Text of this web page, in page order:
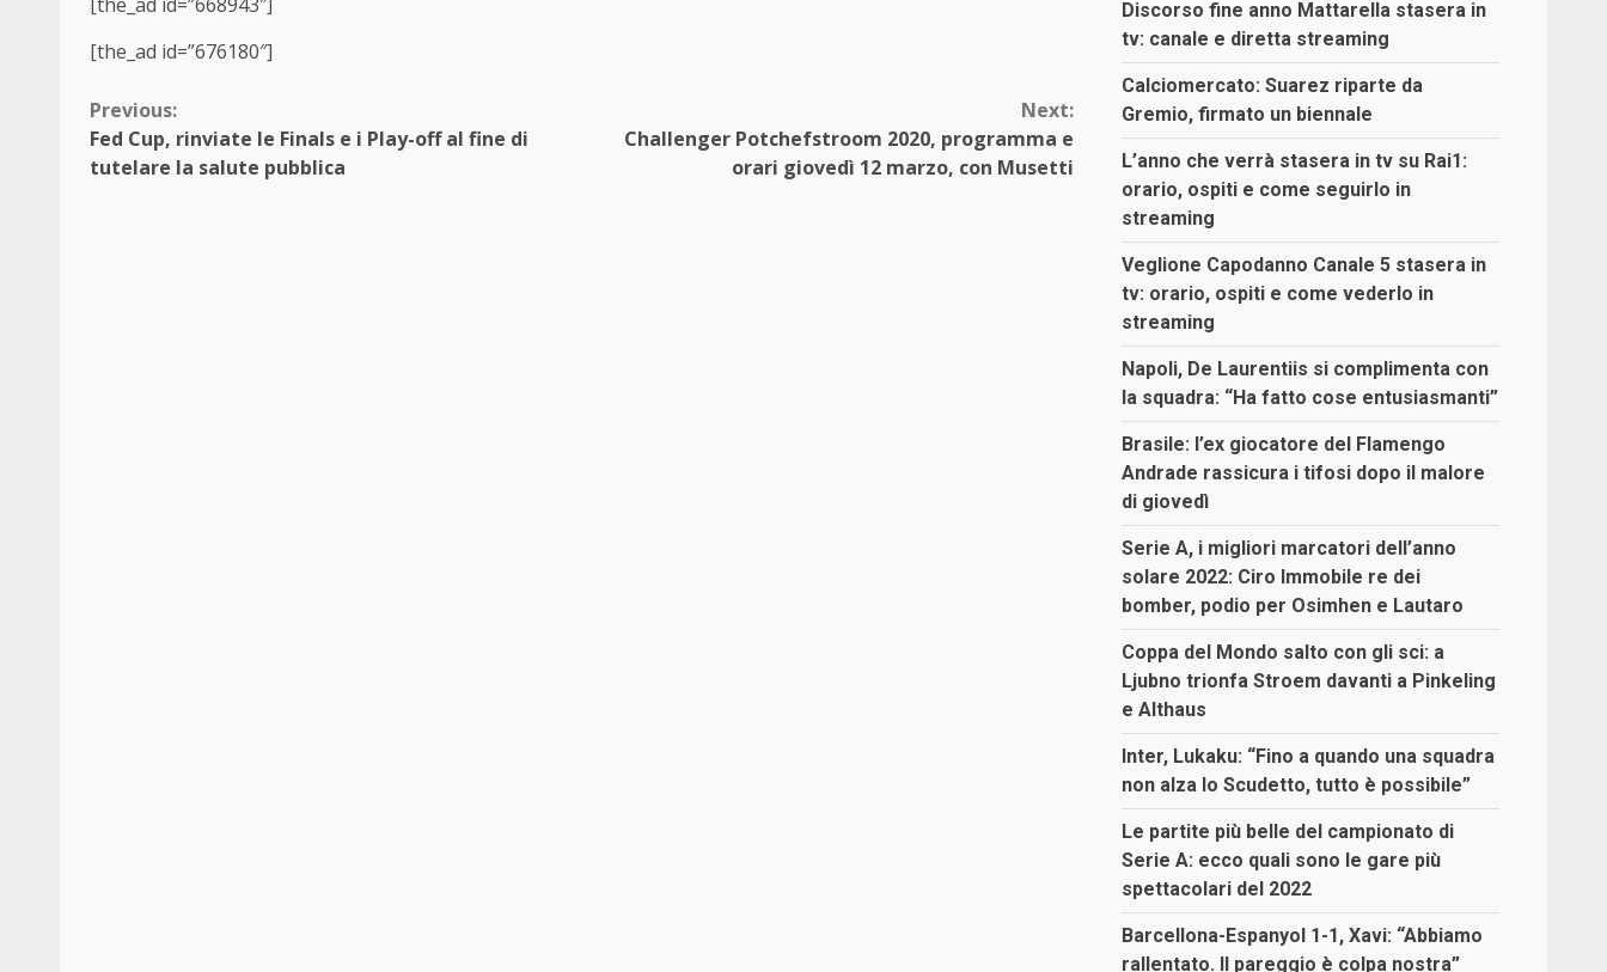
[the_ad id=”676180″]
Continue
Reading
Previous:
Fed Cup, rinviate le Finals e i Play-off al fine di
tutelare la salute pubblica
Next:
Challenger Potchefstroom 2020, programma e
orari giovedì 12 marzo, con Musetti
Discorso fine anno Mattarella stasera in
tv: canale e diretta streaming
Calciomercato: Suarez riparte da
Gremio, firmato un biennale
L’anno che verrà stasera in tv su Rai1:
orario, ospiti e come seguirlo in
streaming
Veglione Capodanno Canale 5 stasera in
tv: orario, ospiti e come vederlo in
streaming
Napoli, De Laurentiis si complimenta con
la squadra: “Ha fatto cose entusiasmanti”
Brasile: l’ex giocatore del Flamengo
Andrade rassicura i tifosi dopo il malore
di giovedì
Serie A, i migliori marcatori dell’anno
solare 2022: Ciro Immobile re dei
bomber, podio per Osimhen e Lautaro
Coppa del Mondo salto con gli sci: a
Ljubno trionfa Stroem davanti a Pinkeling
e Althaus
Inter, Lukaku: “Fino a quando una squadra
non alza lo Scudetto, tutto è possibile”
Le partite più belle del campionato di
Serie A: ecco quali sono le gare più
spettacolari del 2022
Barcellona-Espanyol 1-1, Xavi: “Abbiamo
rallentato. Il pareggio è colpa nostra”